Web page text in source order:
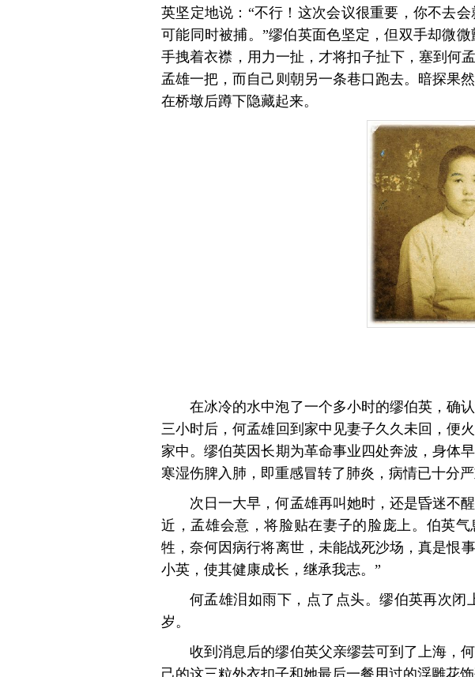
英坚定地说：“不行！这次会议很重要，你不去
可能同时被捕。”缪伯英面色坚定，但双手却微
手拽着衣襟，用力一扯，才将扣子扯下，塞到何
孟雄一把，而自己则朝另一条巷口跑去。暗探果
在桥墩后蹲下隐藏起来。
在冰冷的水中泡了一个多小时的缪伯英，确
三小时后，何孟雄回到家中见妻子久久未回，便
家中。缪伯英因长期为革命事业四处奔波，身体
寒湿伤脾入肺，即重感冒转了肺炎，病情已十
次日一大早，何孟雄再叫她时，还是昏迷不
近，孟雄会意，将脸贴在妻子的脸庞上。伯英
牲，奈何因病行将离世，未能战死沙场，真是
小英，使其健康成长，继承我志。”
何孟雄泪如雨下，点了点头。缪伯英再次闭
岁。
收到消息后的缪伯英父亲缪芸可到了上海，
己的这三粒外衣扣子和她最后一餐用过的浮雕花